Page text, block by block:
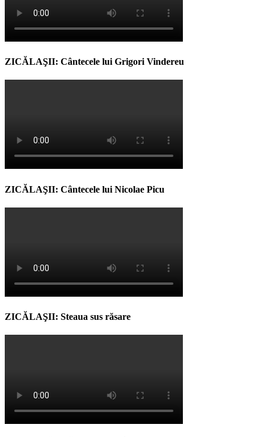
ZICĂLAŞII: Cântecele lui Grigori Vindereu
ZICĂLAŞII: Cântecele lui Nicolae Picu
ZICĂLAŞII: Steaua sus răsare